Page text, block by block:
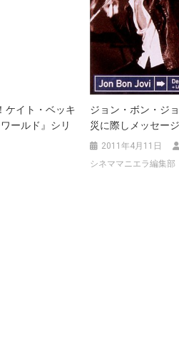
ケイト・ベッキ
ールド』シリ
ジョン・ボン・ジ
災に際しメッセー
2011年4月11日
シネママニエラ編集部